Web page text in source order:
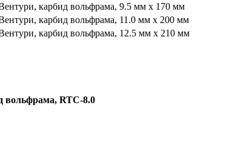
карбид вольфрама, 9.5 мм x 170 мм
карбид вольфрама, 11.0 мм x 200 мм
карбид вольфрама, 12.5 мм x 210 мм
вольфрама, RTC-8.0